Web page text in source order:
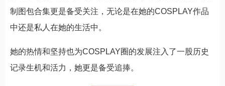
制图包合集更是备受关注，无论是在她的COSPLAY作品
中还是私人在她的生活中。
她的热情和坚持也为COSPLAY圈的发展注入了一股历史
记录生机和活力，她更是备受追捧。